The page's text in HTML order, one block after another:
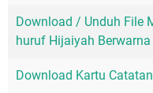
Download / Unduh File
huruf Hijaiyah
Download Kartu